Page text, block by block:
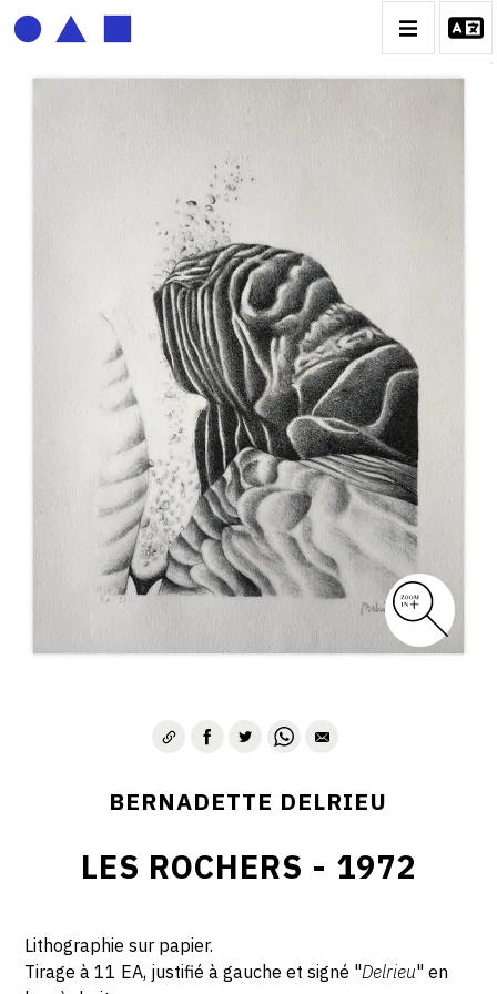
BERNADETTE DELRIEU
BIOGRAPHIE
CATALOGUE DES OEUVRES
ECRITURE DE LUMIÈRE
PHOTO / PEINTURE
TÉNÈBRES ET LUMIÈRE
CONTACT
BERNADETTE DELRIEU
LES ROCHERS - 1972
Lithographie sur papier.
Tirage à 11 EA, justifié à gauche et signé "Delrieu" en